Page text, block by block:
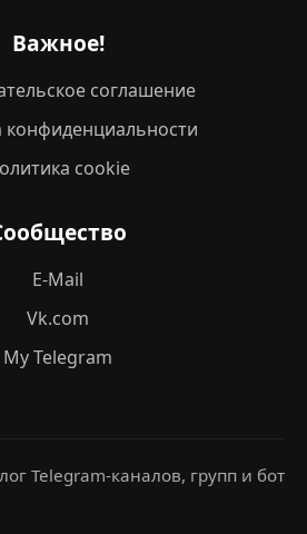
Важное!
соглашение
конфиденциальности
cookie
E-Mail
Vk.com
My Telegram
Telegram-каналов, групп и бот